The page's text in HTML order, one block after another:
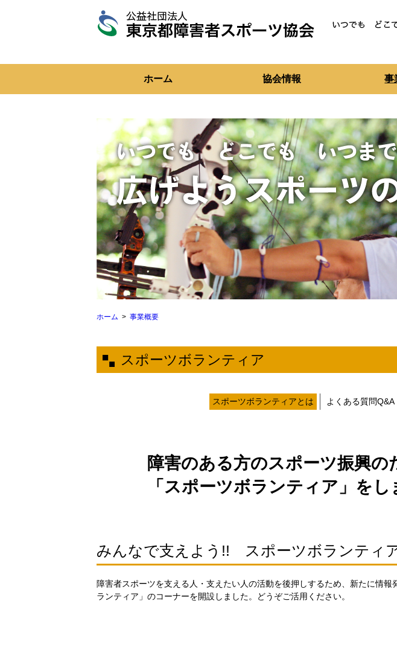
都
者
ー
ホーム 協会情報 事
ホーム 事業概要
スポーツボランティア
スポーツボランティアとは よくある質問Q&A
障害のある方のスポーツ振興の
「スポーツボランティア」を
みんなで支えよう!! スポーツボランティ
障害者スポーツを支える人・支えたい人の活動を後押しするため、新たに情報
ランティア」のコーナーを開設しました。どうぞご活用ください。